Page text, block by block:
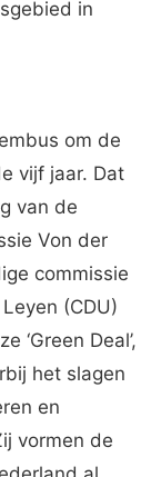
in
om de
vijf jaar. Dat
van de
Von der
commissie
(CDU)
‘Green Deal’,
het slagen
en
vormen de